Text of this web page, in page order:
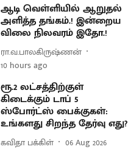
ஆடி வெள்ளியில் ஆறுதல்
அளித்த தங்கம்.! இன்றைய
விலை நிலவரம் இதோ.!
ரா.வ.பாலகிருஷ்ணன்
10 hours ago
ரூ.2 லட்சத்திற்குள்
கிடைக்கும் டாப் 5
ஸ்போர்ட்ஸ் பைக்குகள்:
உங்களது சிறந்த தேர்வு எது?
கவிதா பக்கிள் 06 Aug 2026